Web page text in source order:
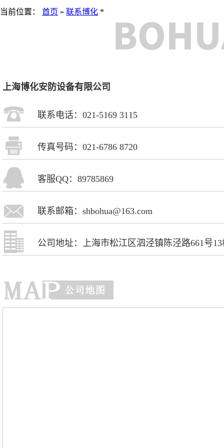
当前位置： 首页 » 联系博化 *
上海博化安防设备有限公司
联系电话：021-5169 3115
传真号码：021-6786 8720
客服QQ：89785869
联系邮箱：shbohua@163.com
公司地址：上海市松江区泗泾镇陈泾路661号13